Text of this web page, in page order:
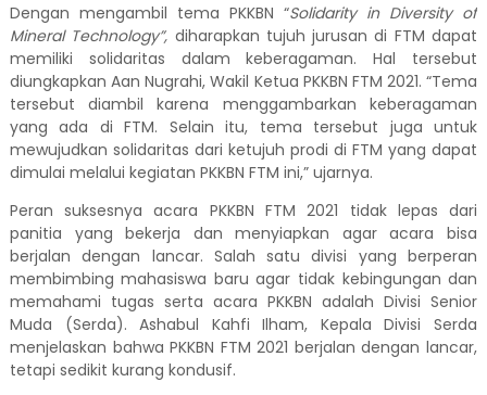
Dengan mengambil tema PKKBN “Solidarity in Diversity of
Mineral Technology”, diharapkan tujuh jurusan di FTM dapat
memiliki
solidaritas dalam keberagaman. Hal tersebut
diungkapkan Aan Nugrahi, Wakil Ketua PKKBN FTM 2021. “Tema
tersebut diambil karena menggambarkan keberagaman
yang ada di FTM. Selain itu, tema tersebut jugauntuk
mewujudkan solidaritas dari ketujuh prodidiFTM yang dapat
dimulai melalui kegiatan PKKBN FTM ini,” ujarnya.
Peran suksesnya acara PKKBN FTM 2021 tidak lepas dari
panitia yang bekerja dan menyiapkan agar acara bisa
berjalan dengan lancar. Salah satu divisi yang berperan
membimbingmahasiswa baru agar tidak kebingungan dan
memahami tugas serta acara PKKBN adalah Divisi Senior
Muda (Serda). Ashabul Kahfi Ilham, Kepala Divisi Serda
menjelaskan bahwa PKKBN FTM 2021 berjalan dengan lancar,
tetapi sedikit kurang kondusif.